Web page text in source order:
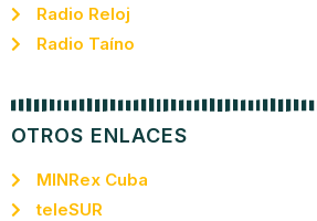
Radio Reloj
Radio Taíno
OTROS ENLACES
MINRex Cuba
teleSUR